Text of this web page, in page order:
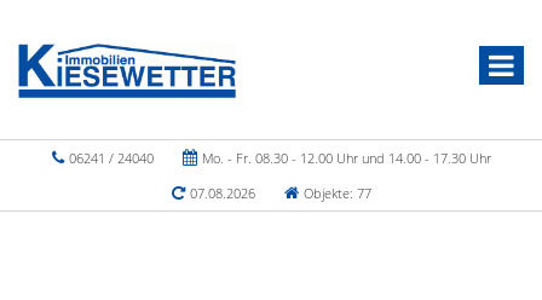
06241 / 24040
Mo. - Fr. 08.30 - 12.00 Uhr und 14.00 - 17.30 Uhr
07.08.2026
Objekte: 77